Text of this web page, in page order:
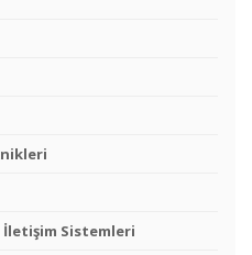
Sistemleri